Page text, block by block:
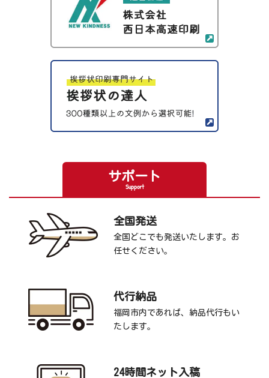
サポート
Support
全国発送
全国どこでも発送いたします。お
任せください。
代行納品
福岡市内であれば、納品代行もい
たします。
24時間ネット入稿